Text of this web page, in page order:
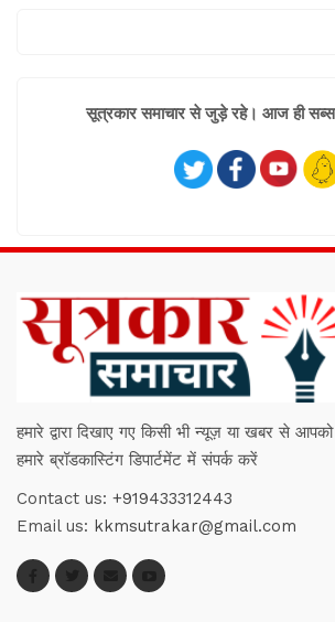
सूत्रकार समाचार से जुड़े रहे। आज ही
हमारे द्वारा दिखाए गए किसी भी न्यूज़ या खबर से
हमारे ब्रॉडकास्टिंग डिपार्टमेंट में संपर्क करें
Contact us: +919433312443
Email us: kkmsutrakar@gmail.com